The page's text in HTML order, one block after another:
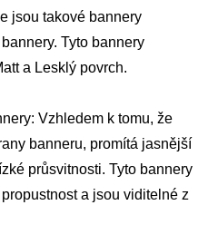
jsou takové bannery
Tyto bannery
a Lesklý povrch.
Vzhledem k tomu, že
banneru, promítá jasnější
průsvitnosti. Tyto bannery
a jsou viditelné z